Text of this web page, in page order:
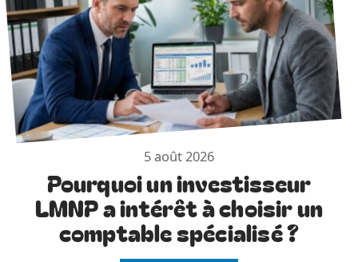
5 août 2026
Pourquoi un investisseur
LMNP a intérêt à choisir un
comptable spécialisé ?